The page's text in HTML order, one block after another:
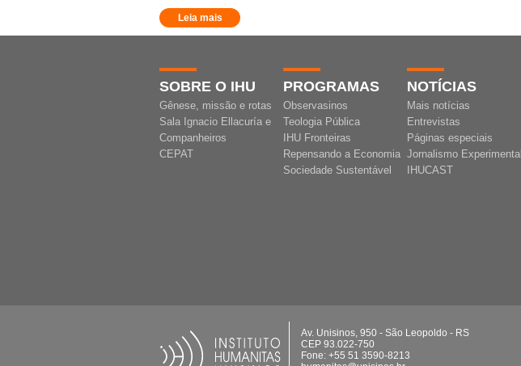
Leia mais
SOBRE O IHU
Gênese, missão e rotas
Sala Ignacio Ellacuría e
Companheiros
CEPAT
PROGRAMAS
Observasinos
Teologia Pública
IHU Fronteiras
Repensando a Economia
Sociedade Sustentável
NOTÍCIAS
Mais notícias
Entrevistas
Páginas especiais
Jornalismo Experimental
IHUCAST
Av. Unisinos, 950 - São Leopoldo - RS
CEP 93.022-750
Fone: +55 51 3590-8213